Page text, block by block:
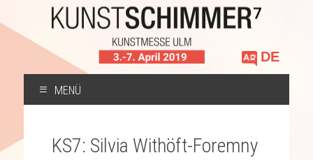
Sprache
auswählen
MENÜ
SPRINGEN
KS7: Silvia Withöft-Foremny